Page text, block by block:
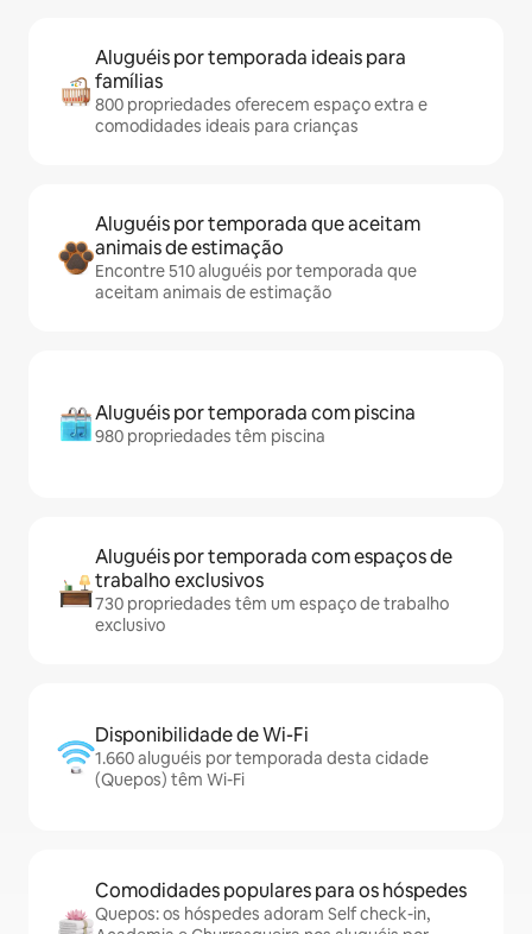
Aluguéis por temporada ideais para
famílias
800 propriedades oferecem espaço extra e
comodidades ideais para crianças
Aluguéis por temporada que aceitam
animais de estimação
Encontre 510 aluguéis por temporada que
aceitam animais de estimação
Aluguéis por temporada com piscina
980 propriedades têm piscina
Aluguéis por temporada com espaços de
trabalho exclusivos
730 propriedades têm um espaço de trabalho
exclusivo
Disponibilidade de Wi-Fi
1.660 aluguéis por temporada desta cidade
(Quepos) têm Wi-Fi
Comodidades populares para os hóspedes
Quepos: os hóspedes adoram Self check-in,